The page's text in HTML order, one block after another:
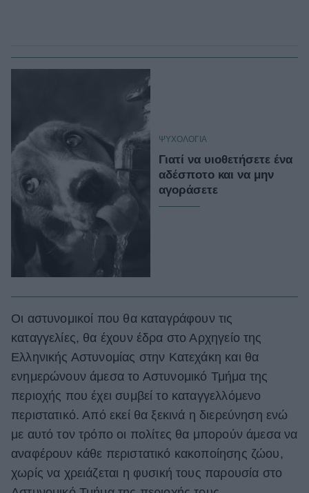
ΨΥΧΟΛΟΓΙΑ
Γιατί να υιοθετήσετε ένα
αδέσποτο και να μην
αγοράσετε
Οι αστυνομικοί που θα καταγράφουν τις
καταγγελίες, θα έχουν έδρα στο Αρχηγείο της
Ελληνικής Αστυνομίας στην Κατεχάκη και θα
ενημερώνουν άμεσα το Αστυνομικό Τμήμα της
περιοχής που έχει συμβεί το καταγγελλόμενο
περιστατικό. Από εκεί θα ξεκινά η διερεύνηση ενώ
με αυτό τον τρόπο οι πολίτες θα μπορούν άμεσα να
αναφέρουν κάθε περιστατικό κακοποίησης ζώου,
χωρίς να χρειάζεται η φυσική τους παρουσία στο